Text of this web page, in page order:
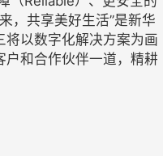
，共享美好生活”是新华
将以数字化解决方案为画
户和合作伙伴一道，精耕